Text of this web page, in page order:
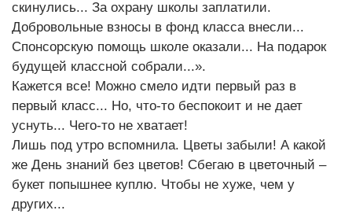
скинулись... За охрану школы заплатили.
Добровольные взносы в фонд класса внесли...
Спонсорскую помощь школе оказали... На подарок
будущей классной собрали...».
Кажется все! Можно смело идти первый раз в
первый класс... Но, что-то беспокоит и не дает
уснуть... Чего-то не хватает!
Лишь под утро вспомнила. Цветы забыли! А какой
же День знаний без цветов! Сбегаю в цветочный –
букет попышнее куплю. Чтобы не хуже, чем у
других...